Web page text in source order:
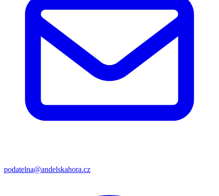
podatelna@andelskahora.cz